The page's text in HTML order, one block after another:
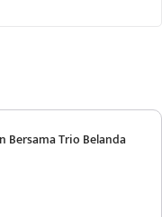
Bersama Trio Belanda